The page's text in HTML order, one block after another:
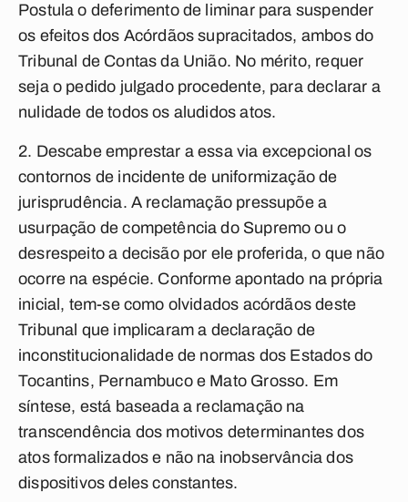
Postula o deferimento de liminar para suspender
os efeitos dos Acórdãos supracitados, ambos do
Tribunal de Contas da União. No mérito, requer
seja o pedido julgado procedente, para declarar a
nulidade de todos os aludidos atos.
2. Descabe emprestar a essa via excepcional os
contornos de incidente de uniformização de
jurisprudência. A reclamação pressupõe a
usurpação de competência do Supremo ou o
desrespeito a decisão por ele proferida, o que não
ocorre na espécie. Conforme apontado na própria
inicial, tem-se como olvidados acórdãos deste
Tribunal que implicaram a declaração de
inconstitucionalidade de normas dos Estados do
Tocantins, Pernambuco e Mato Grosso. Em
síntese, está baseada a reclamação na
transcendência dos motivos determinantes dos
atos formalizados e não na inobservância dos
dispositivos deles constantes.